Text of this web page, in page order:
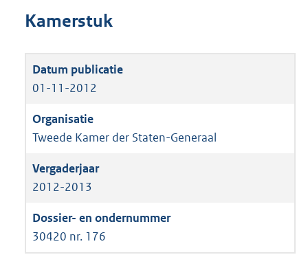
Kamerstuk
01-11-2012
Tweede Kamer der Staten-Generaal
2012-2013
30420 nr. 176